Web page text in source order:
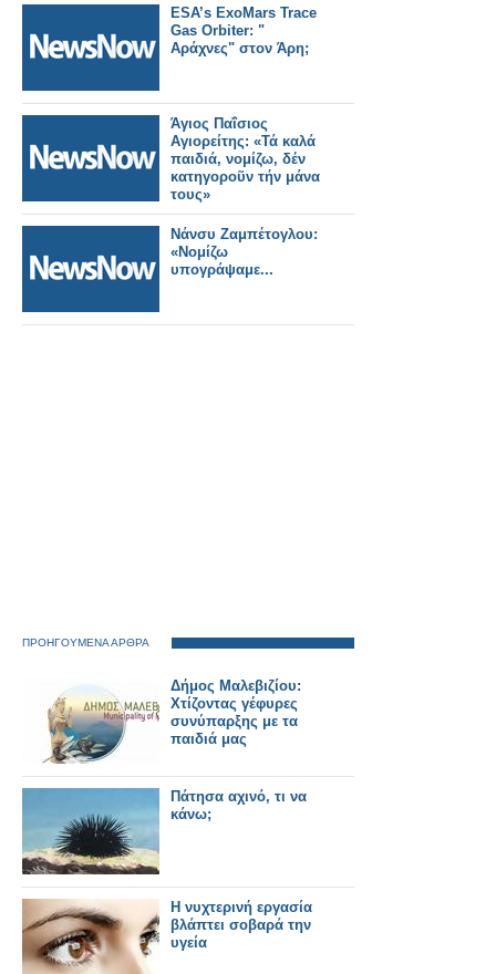
ESA’s ExoMars Trace
Gas Orbiter: "
Αράχνες" στον Άρη;
Άγιος Παΐσιος
Αγιορείτης: «Τά καλά
παιδιά, νομίζω, δέν
κατηγοροῦν τήν μάνα
τους»
Νάνσυ Ζαμπέτογλου:
«Νομίζω
υπογράψαμε...
ΠΡΟΗΓΟΥΜΕΝΑ ΑΡΘΡΑ
Δήμος Μαλεβιζίου:
Χτίζοντας γέφυρες
συνύπαρξης με τα
παιδιά μας
Πάτησα αχινό, τι να
κάνω;
Η νυχτερινή εργασία
βλάπτει σοβαρά την
υγεία